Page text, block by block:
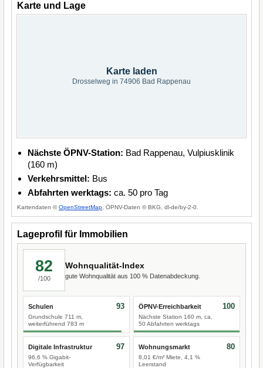
Karte und Lage
Karte laden
Drosselweg in 74906 Bad Rappenau
Nächste ÖPNV-Station: Bad Rappenau, Vulpiusklinik
(160 m)
Verkehrsmittel: Bus
Abfahrten werktags: ca. 50 pro Tag
Kartendaten ©OpenStreetMap , ÖPNV-Daten © BKG, dl-de/by-2-0.
Lageprofil für Immobilien
82
/100
Wohnqualität-Index
gute Wohnqualität aus 100 % Datenabdeckung.
Schulen
Grundschule 711 m,
weiterführend 783 m
93 ÖPNV-Erreichbarkeit
Nächste Station 160 m, ca.
50 Abfahrten werktags
100
Digitale Infrastruktur
96,6 % Gigabit-
Verfügbarkeit
97 Wohnungsmarkt
8,01 €/m² Miete, 4,1 %
Leerstand
80